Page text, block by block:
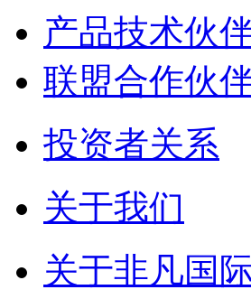
产品技术伙
联盟合作伙
投资者关系
关于我们
关于非凡国